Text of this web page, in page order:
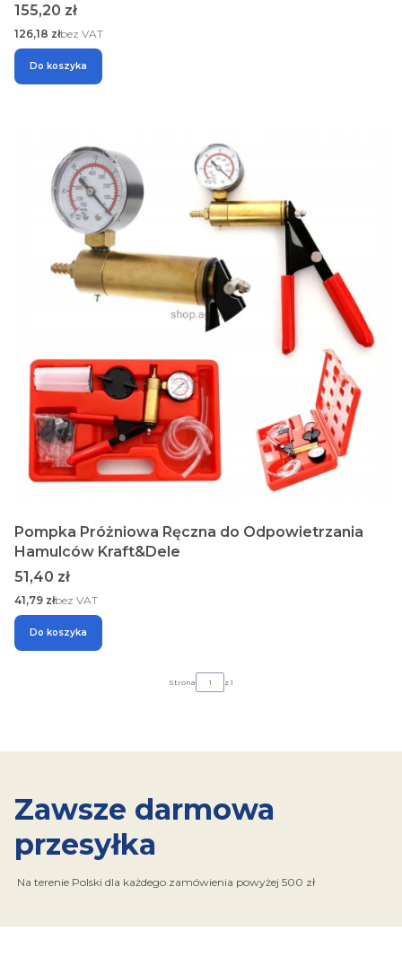
Cena
155,20 zł
Cena
126,18 złbez VAT
Do koszyka
Pompka Próżniowa Ręczna do Odpowietrzania
Hamulców Kraft&Dele
Cena
51,40 zł
Cena
41,79 złbez VAT
Do koszyka
Strona z 1
Zawsze darmowa
przesyłka
Na terenie Polski dla każdego zamówienia powyżej 500 zł